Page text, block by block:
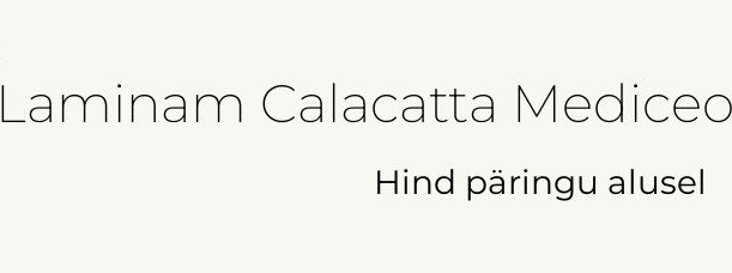
Laminam Calacatta
Hind päringu alusel